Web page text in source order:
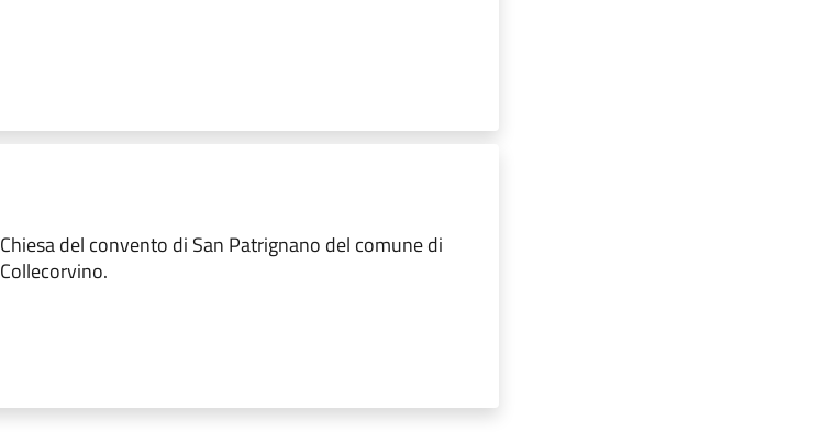
Chiesa del convento di San Patrignano del comune di
Collecorvino.